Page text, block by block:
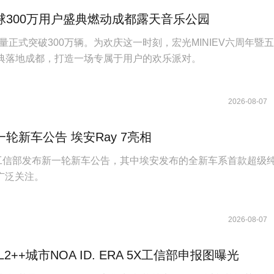
300万用户盛典燃动成都露天音乐公园
正式突破300万辆。为欢庆这一时刻，宏光MINIEV六周年暨
落地成都，打造一场专属于用户的欢乐派对。
2026-08-07
轮新车公告 埃安Ray 7亮相
部发布新一轮新车公告，其中埃安发布的全新车系首款超级
关注。
2026-08-07
城市NOA ID. ERA 5X工信部申报图曝光